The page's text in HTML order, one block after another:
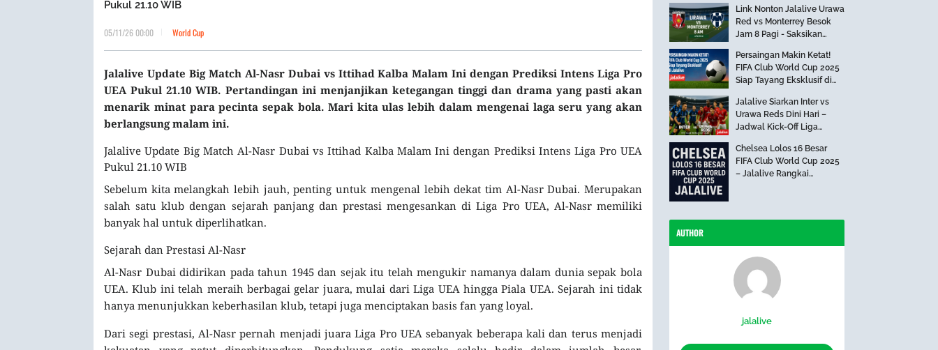
Pukul 21.10 WIB
05/11/26 00:00 World Cup
Jalalive Update Big Match Al-Nasr Dubai vs Ittihad Kalba Malam Ini dengan Prediksi Intens Liga Pro
UEA Pukul 21.10 WIB. Pertandingan ini menjanjikan ketegangan tinggi dan drama yang pasti akan
menarik minat para pecinta sepak bola. Mari kita ulas lebih dalam mengenai laga seru yang akan
berlangsung malam ini.
Jalalive Update Big Match Al-Nasr Dubai vs Ittihad Kalba Malam Ini dengan Prediksi Intens Liga Pro UEA
Pukul 21.10 WIB
Sebelum kita melangkah lebih jauh, penting untuk mengenal lebih dekat tim Al-Nasr Dubai. Merupakan
salah satu klub dengan sejarah panjang dan prestasi mengesankan di Liga Pro UEA, Al-Nasr memiliki
banyak hal untuk diperlihatkan.
Sejarah dan Prestasi Al-Nasr
Al-Nasr Dubai didirikan pada tahun 1945 dan sejak itu telah mengukir namanya dalam dunia sepak bola
UEA. Klub ini telah meraih berbagai gelar juara, mulai dari Liga UEA hingga Piala UEA. Sejarah ini tidak
hanya menunjukkan keberhasilan klub, tetapi juga menciptakan basis fan yang loyal.
Dari segi prestasi, Al-Nasr pernah menjadi juara Liga Pro UEA sebanyak beberapa kali dan terus menjadi
Link Nonton Jalalive Urawa
Red vs Monterrey Besok
Jam 8 Pagi - Saksikan
Persaingan Makin Ketat!
FIFA Club World Cup 2025
Siap Tayang Eksklusif di
Jalalive Siarkan Inter vs
Urawa Reds Dini Hari –
Jadwal Kick-Off Liga
Chelsea Lolos 16 Besar
FIFA Club World Cup 2025
– Jalalive Rangkai
AUTHOR
jalalive